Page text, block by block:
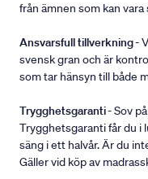
från ämnen som kan
Ansvarsfull tillverkning-
svensk gran och är
som tar hänsyn till både
Trygghetsgaranti- Sov
Trygghetsgaranti får du i
säng i ett halvår. Är du
Gäller vid köp av